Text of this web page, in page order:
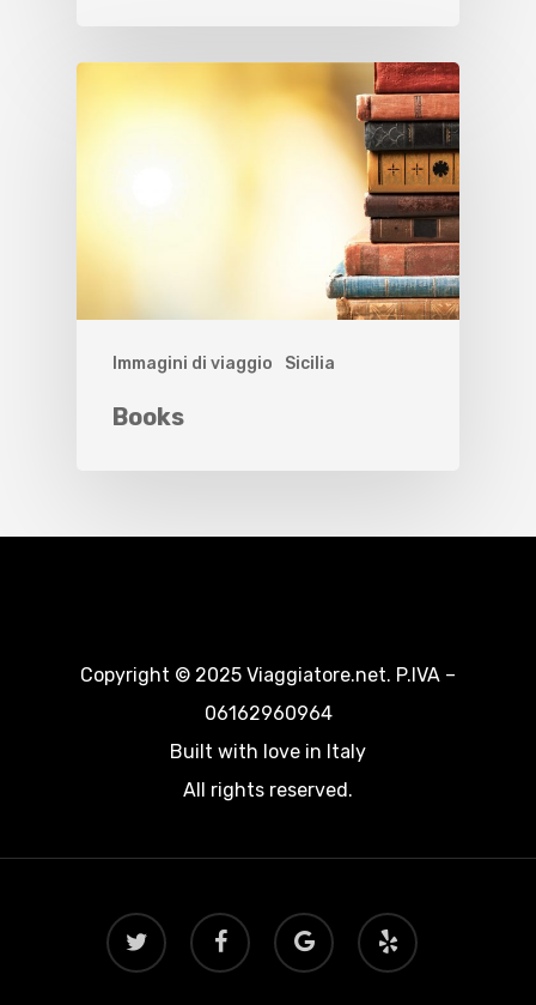
Immagini di viaggio Sicilia
Books
Copyright © 2025 Viaggiatore.net. P.IVA –
06162960964
Built with love in Italy
All rights reserved.
twitter facebook
google-
plus
yelp